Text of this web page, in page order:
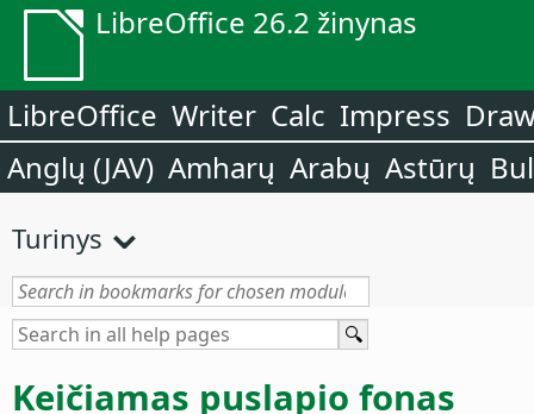
LibreOffice 26.2 žinynas
LibreOffice Writer Calc Impress
Anglų (JAV) Amharų Arabų Astūrų
Turinys
Keičiamas puslapio fonas